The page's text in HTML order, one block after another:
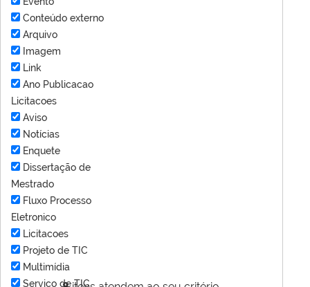
Conteúdo externo
Arquivo
Imagem
Link
Ano Publicacao
Licitacoes
Aviso
Notícias
Enquete
Dissertação de
Mestrado
Fluxo Processo
Eletronico
Licitacoes
Projeto de TIC
Multimídia
Servico de TIC